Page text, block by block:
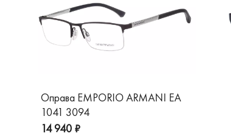
Оправа EMPORIO ARMANI EA
1041 3094
14 940 ₽